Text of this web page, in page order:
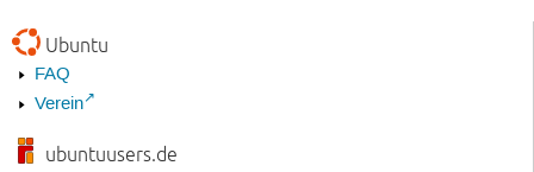
Ubuntu
FAQ
Verein
ubuntuusers.de